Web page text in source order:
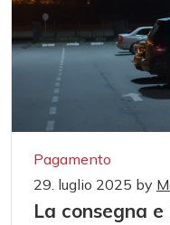
Pagamento
29. luglio 2025 by
La consegna